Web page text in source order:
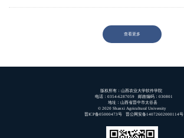
查看更多
版权所有：山西农业大学软件学院
电话：0354-6287059 邮政编码：030801
地址：山西省晋中市太谷县
© 2020 Shanxi Agricultural University
晋ICP备05000473号 晋公网安备14072602000114号